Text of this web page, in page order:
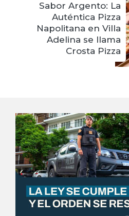
Sabor Argento: La
Auténtica Pizza
Napolitana en Villa
Adelina se llama
Crosta Pizza